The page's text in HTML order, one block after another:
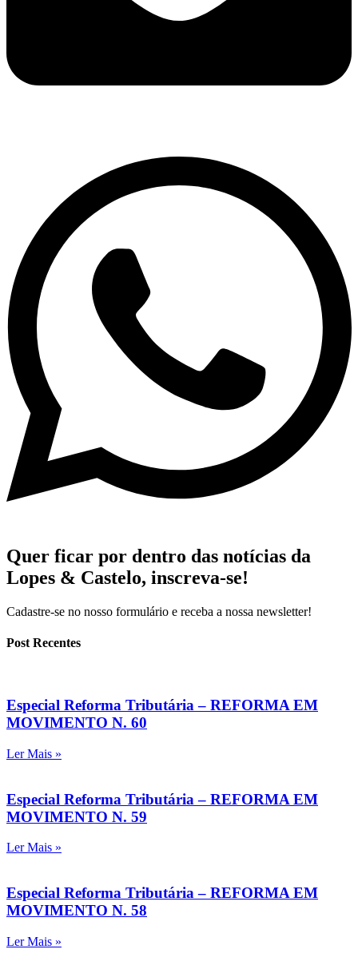
Quer ficar por dentro das notícias da
Lopes & Castelo, inscreva-se!
Cadastre-se no nosso formulário e receba a nossa newsletter!
Post Recentes
Especial Reforma Tributária – REFORMA EM
MOVIMENTO N. 60
Ler Mais »
Especial Reforma Tributária – REFORMA EM
MOVIMENTO N. 59
Ler Mais »
Especial Reforma Tributária – REFORMA EM
MOVIMENTO N. 58
Ler Mais »